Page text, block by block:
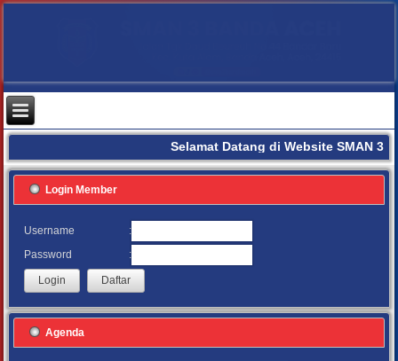
Selamat Datang di Website SMAN 3
Login Member
Username
:
Password
:
Agenda